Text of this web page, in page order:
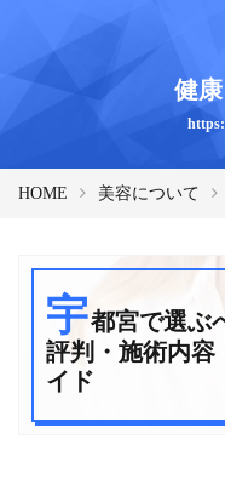
健
HOME 美容について
宇都宮で選ぶ
評判・施術内容
イド